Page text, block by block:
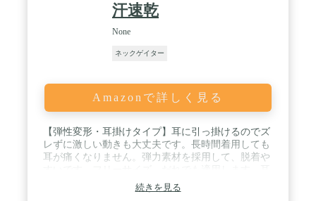
汗速乾
None
ネックゲイター
Amazonで詳しく見る
【弾性変形・耳掛けタイプ】耳に引っ掛けるのでズ
レずに激しい動きも大丈夫です。長時間着用しても
耳が痛くなりません。弾力素材を採用して、脱着や
かけヒモ付き、落ちることがありません。 / 【紫外
線対策】UV400カット、紫外線を対策し、
続きを見る